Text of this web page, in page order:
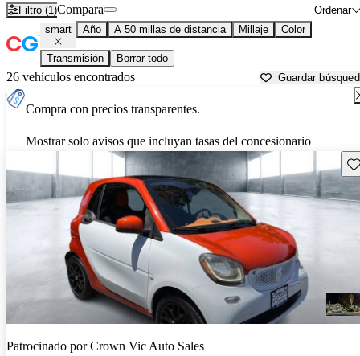
Filtro (1) Ordenar
Compara
smart Año A 50 millas de distancia Millaje Color
Transmisión Borrar todo
26 vehículos encontrados Guardar
Compra con precios transparentes.
Mostrar solo avisos que incluyan tasas del concesionario
Patrocinado porCrown Vic Auto Sales